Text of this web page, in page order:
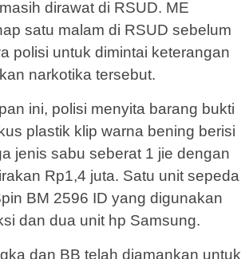
dirawat di RSUD. ME
satu malam di RSUD sebelum
polisi untuk dimintai keterangan
narkotika tersebut.
ini, polisi menyita barang bukti
plastik klip warna bening berisi
jenis sabu seberat 1 jie dengan
Rp1,4 juta. Satu unit sepeda
BM 2596 ID yang digunakan
dan dua unit hp Samsung.
dan BB telah diamankan untuk